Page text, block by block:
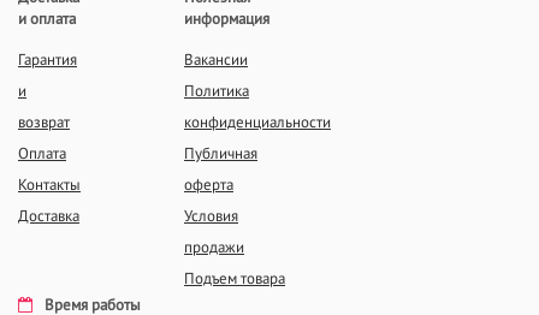
и оплата
Гарантия
и
возврат
Оплата
Контакты
Доставка
информация
Вакансии
Политика
конфиденциальности
Публичная
оферта
Условия
продажи
Подъем товара
Время работы